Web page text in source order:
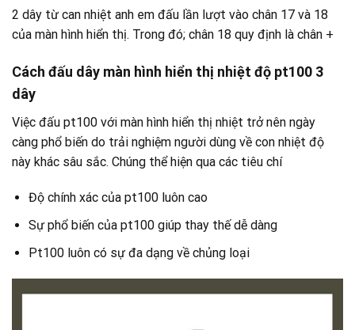
2 dây từ can nhiệt anh em đấu lần lượt vào chân 17 và 18
của màn hình hiển thị. Trong đó; chân 18 quy định là chân +
Cách đấu dây màn hình hiển thị nhiệt độ pt100 3
dây
Việc đấu pt100 với màn hình hiển thị nhiệt trở nên ngày
càng phổ biến do trải nghiệm người dùng về con nhiệt độ
này khác sâu sắc. Chúng thể hiện qua các tiêu chí
Độ chính xác của pt100 luôn cao
Sự phổ biến của pt100 giúp thay thế dễ dàng
Pt100 luôn có sự đa dạng về chủng loại